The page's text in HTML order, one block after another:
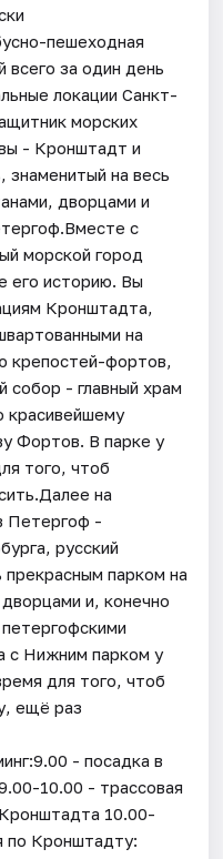
пешеходная
всего за один день
локации Санкт-
морских
- Кронштадт и
знаменитый на весь
дворцами и
с
морской город
его историю. Вы
Кронштадта,
на
крепостей-фортов,
собор - главный храм
красивейшему
Фортов. В парке у
того, чтоб
на
Петергоф -
русский
парком на
и, конечно
с Нижним парком у
для того, чтоб
ещё раз
- посадка в
10.00 - трассовая
10.00-
по Кронштадту: